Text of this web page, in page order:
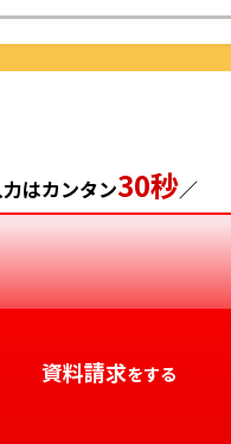
山形県
千葉県
神奈川県
福井県
長野県
岐阜県
静岡県
愛知県
京都府
兵庫県
奈良県
和歌山県
島根県
広島県
山口県
徳島県
香川県
福岡県
長崎県
熊本県
大分県
宮崎県
はカンタン30秒／
資料請求をする